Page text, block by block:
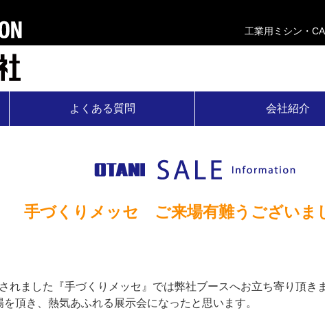
工業用ミシン・
よくある質問 会社紹介
手づくりメッセ ご来場有難うございま
れました『手づくりメッセ』では弊社ブースへお立ち寄り頂き
頂き、熱気あふれる展示会になったと思います。